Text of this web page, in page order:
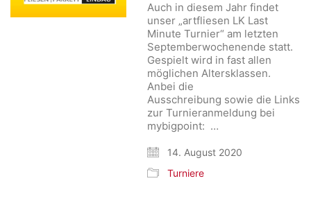
Auch in diesem Jahr findet
unser „artfliesen LK Last
Minute Turnier“ am letzten
Septemberwochenende statt.
Gespielt wird in fast allen
möglichen Altersklassen.
Anbei die
Ausschreibung sowie die Links
zur Turnieranmeldung bei
mybigpoint: …
14. August 2020
Turniere